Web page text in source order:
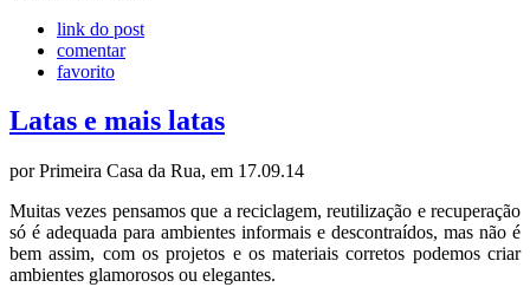
link do post
comentar
favorito
Latas e mais latas
por Primeira Casa da Rua, em 17.09.14
Muitas vezes pensamos que a reciclagem, reutilização e recuperação
só é adequada para ambientes informais e descontraídos, mas não é
bem assim, com os projetos e os materiais corretos podemos criar
ambientes glamorosos ou elegantes.